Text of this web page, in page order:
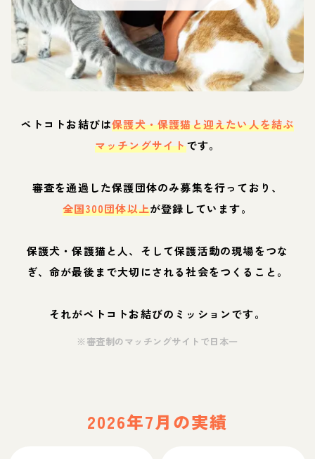
ペトコトお結びは保護犬・保護猫と迎えたい人を結ぶ
マッチングサイトです。
審査を通過した保護団体のみ募集を行っており、
全国300団体以上が登録しています。
保護犬・保護猫と人、そして保護活動の現場をつな
ぎ、命が最後まで大切にされる社会をつくること。
それがペトコトお結びのミッションです。
※審査制のマッチングサイトで日本一
2026年7月の実績